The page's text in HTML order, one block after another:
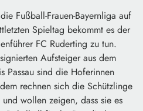
Fußball-Frauen-Bayernliga auf
Spieltag bekommt es der
FC Ruderting zu tun.
Aufsteiger aus dem
Passau sind die Hoferinnen
rechnen sich die Schützlinge
wollen zeigen, dass sie es